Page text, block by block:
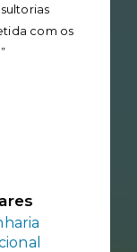
com os